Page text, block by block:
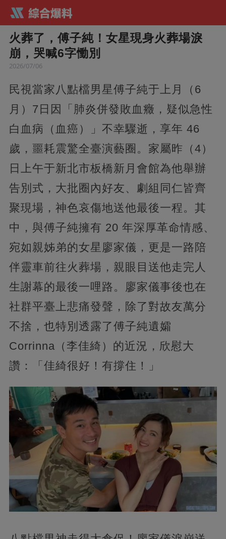
火葬了，傅子純！女星現身火葬場淚
崩，哭喊6字慟別
2026/07/06
民視當家八點檔男星傅子純于上月（6
月）7日因「肺炎併發敗血癥，疑似急性
白血病（血癌）」不幸驟逝，享年 46
歲，噩耗震驚全臺演藝圈。家屬昨（4）
日上午于新北市板橋新月會館為他舉辦
告別式，大批圈內好友、劇組同仁皆齊
聚現場，神色哀傷地送他最後一程。其
中，與傅子純擁有 20 年深厚革命情感、
宛如親姊弟的女星廖家儀，更是一路陪
伴靈車前往火葬場，親眼目送他走完人
生謝幕的最後一哩路。廖家儀事後也在
社群平臺上悲痛發聲，除了對故友萬分
不捨，也特別透露了傅子純遺孀
Corrinna（李佳綺）的近況，欣慰大
讚：「佳綺很好！有撐住！」